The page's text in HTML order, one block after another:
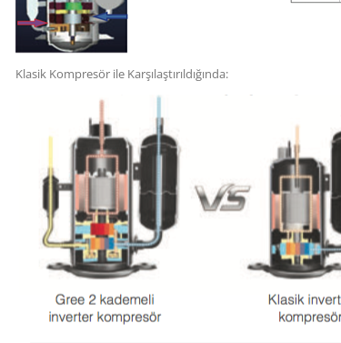
Klasik Kompresör ile Karşılaştırıldığında: